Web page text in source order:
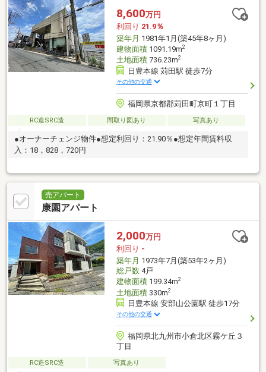
8,600万円
利回り 21.9％
築年月 1981年1月(築45年8ヶ月)
建物面積1091.19m2
土地面積736.23m2
日豊本線 苅田駅 徒歩7分
その他の交通
福岡県京都郡苅田町京町１丁目
RC造SRC造 間取り図あり 写真あり
●オーナーチェンジ物件●想定利回り：21.90％●想定年間賃料収
入：18，828，720円
売アパート
康園アパート
2,000万円
利回り -
築年月 1973年7月(築53年2ヶ月)
総戸数4戸
建物面積199.34m2
土地面積330m2
日豊本線 安部山公園駅 徒歩17分
その他の交通
福岡県北九州市小倉北区霧ケ丘３
丁目
RC造SRC造 写真あり